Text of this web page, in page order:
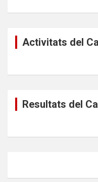
Activitats del
Resultats del